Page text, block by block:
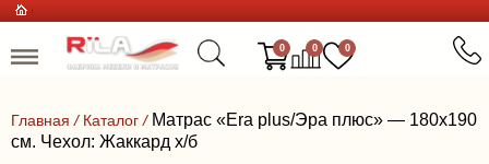
0 0 0
Главная / Каталог / Матрас «Era plus/Эра плюс» — 180x190
см. Чехол: Жаккард х/б